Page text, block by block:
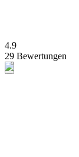
4.9
29 Bewertungen